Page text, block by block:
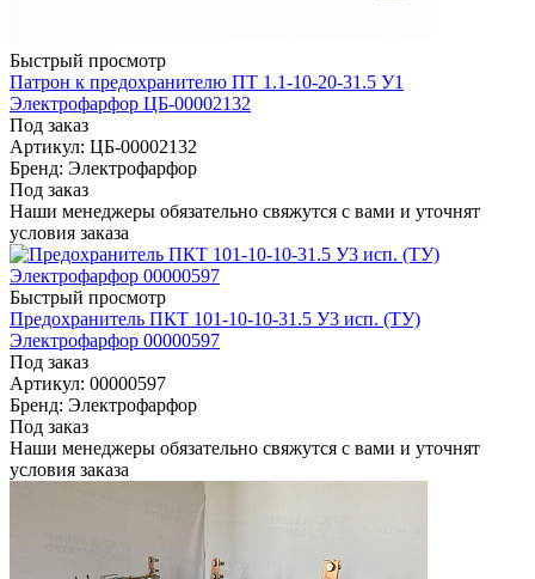
Быстрый просмотр
Патрон к предохранителю ПТ 1.1-10-20-31.5 У1
Электрофарфор ЦБ-00002132
Под заказ
Артикул: ЦБ-00002132
Бренд: Электрофарфор
Под заказ
Наши менеджеры обязательно свяжутся с вами и уточнят
условия заказа
Быстрый просмотр
Предохранитель ПКТ 101-10-10-31.5 У3 исп. (ТУ)
Электрофарфор 00000597
Под заказ
Артикул: 00000597
Бренд: Электрофарфор
Под заказ
Наши менеджеры обязательно свяжутся с вами и уточнят
условия заказа